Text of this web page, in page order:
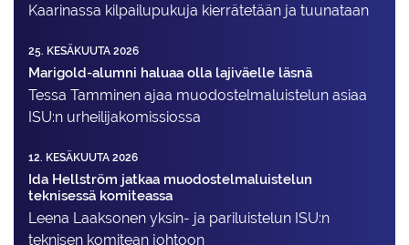
Kaarinassa kilpailupukuja kierrätetään ja tuunataan
25. KESÄKUUTA 2026
Marigold-alumni haluaa olla lajiväelle läsnä
Tessa Tamminen ajaa muodostelma­luistelun asiaa
ISU:n urheilija­komissiossa
12. KESÄKUUTA 2026
Ida Hellström jatkaa muodostelmaluistelun
teknisessä komiteassa
Leena Laaksonen yksin- ja pariluistelun ISU:n
teknisen komitean johtoon